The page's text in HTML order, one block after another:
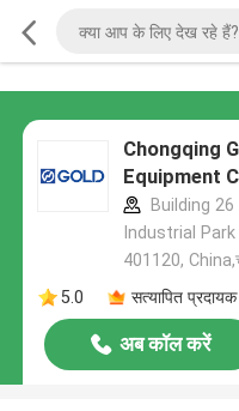
Chongqing
Equipment
Building
Industrial
401120,
5.0
सत्यापित प्रदायक
अब कॉल करें